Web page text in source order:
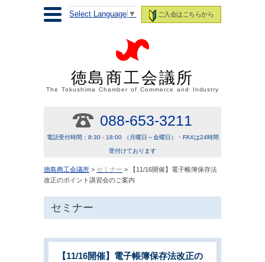
ご入会はこちらから
Select Language ▼
徳島商工会議所
The Tokushima Chamber of Commerce and Industry
088-653-3211
電話受付時間：8:30 - 18:00 （月曜日～金曜日）・FAXは24時間
受付けております
徳島商工会議所 > セミナー > 【11/16開催】電子帳簿保存法
改正のポイント講習会のご案内
セミナー
【11/16開催】電子帳簿保存法改正の